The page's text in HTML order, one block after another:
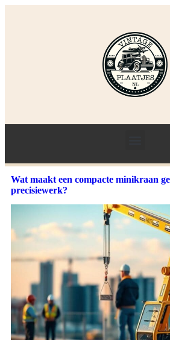
Wat maakt een compacte minikraan
precisiewerk?